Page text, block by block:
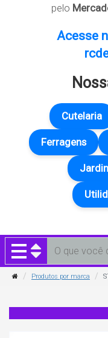
pelo
Acesse
Cutelaria
Ferragens
Produtos por marca